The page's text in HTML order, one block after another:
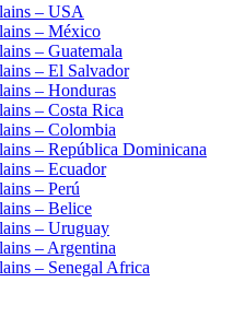
– USA
– México
– Guatemala
– El Salvador
– Honduras
– Costa Rica
– Colombia
– República Dominicana
– Ecuador
– Perú
– Belice
– Uruguay
– Argentina
– Senegal Africa